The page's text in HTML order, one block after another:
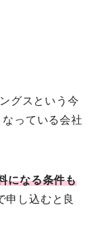
グスという今
っている会社
になる条件も
申し込むと良